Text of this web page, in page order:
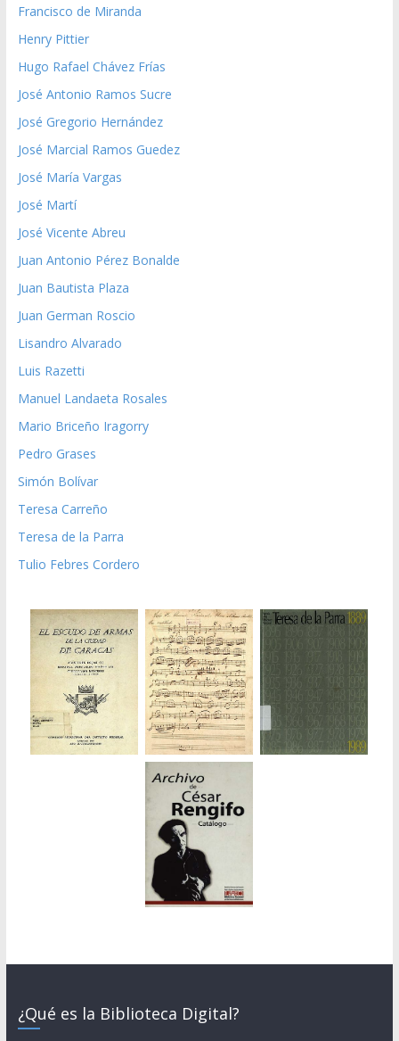
Francisco de Miranda
Henry Pittier
Hugo Rafael Chávez Frías
José Antonio Ramos Sucre
José Gregorio Hernández
José Marcial Ramos Guedez
José María Vargas
José Martí
José Vicente Abreu
Juan Antonio Pérez Bonalde
Juan Bautista Plaza
Juan German Roscio
Lisandro Alvarado
Luis Razetti
Manuel Landaeta Rosales
Mario Briceño Iragorry
Pedro Grases
Simón Bolívar
Teresa Carreño
Teresa de la Parra
Tulio Febres Cordero
¿Qué es la Biblioteca Digital?